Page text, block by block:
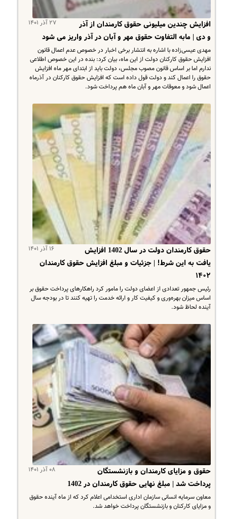
۲۷ آذر ۱۴۰۱
افزایش چندین میلیونی حقوق کارمندان از آذر
و دی | مابه التفاوت حقوق مهر و آبان در آذر واریز می شود
مهدی عیسی‌زاده با اشاره به انتشار برخی اخبار در خصوص عدم اعمال قانون
افزایش حقوق کارکنان دولت از این ماه، بیان کرد: بنده در این خصوص اطلاعی
ندارم اما بر اساس قانون مصوب مجلس، دولت باید از ابتدای مهر ماه افزایش
حقوق را اعمال کند و دولت قول داده است که افزایش حقوق کارکنان در آذرماه
اعمال شود و معوقات مهر و آبان ماه هم پرداخت شود.
۱۶ آذر ۱۴۰۱
حقوق کارمندان دولت در سال 1402 افزایش
یافت به این شرط! | جزئیات و مبلغ افزایش حقوق کارمندان
۱۴۰۲
رئیس جمهور تعدادی از اعضای دولت را مامور کرد راهکار‌های پرداخت حقوق بر
اساس میزان بهره‌وری و کیفیت کار و ارائه خدمت را تهیه کنند تا در بودجه سال
آینده لحاظ شود.
۰۸ آذر ۱۴۰۱
حقوق و مزایای کارمندان و بازنشستگان
پرداخت شد | مبلغ نهایی حقوق کارمندان در 1402
معاون سرمایه انسانی سازمان اداری استخدامی اعلام کرد که از ماه آینده حقوق
و مزایای کارکنان و بازنشستگان پرداخت خواهد شد.